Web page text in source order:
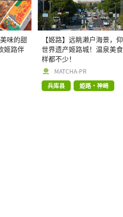
味的甜
姬路伴
【姬路】远眺濑户海景，
世界遗产姬路城！温泉美
样都不少！
MATCHA-PR
兵库县
姫路・神崎